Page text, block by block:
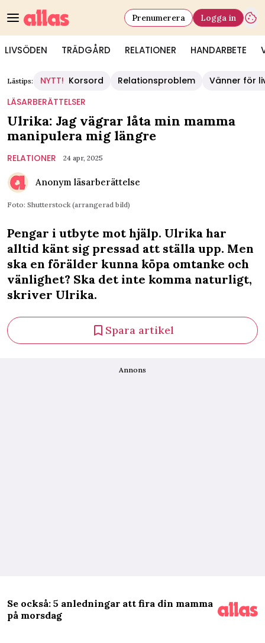
LIVSÖDEN TRÄDGÅRD RELATIONER HANDARBETE
Prenumerera Logga in
Lästips: NYTT! Korsord Relationsproblem
Vänner för
LÄSARBERÄTTELSER
Ulrika: Jag vägrar låta min mamma
manipulera mig längre
RELATIONER 24 apr, 2025
Anonym läsarberättelse
Foto: Shutterstock (arrangerad bild)
Pengar i utbyte mot hjälp. Ulrika har
alltid känt sig pressad att ställa upp. Men
ska en förälder kunna köpa omtanke och
vänlighet? Ska det inte komma naturligt,
skriver Ulrika.
Spara artikel
Annons
Se också: 5 anledningar att fira din mamma
på morsdag